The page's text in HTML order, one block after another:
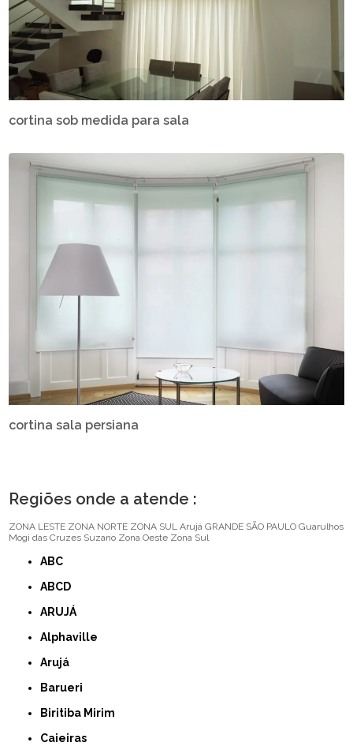
cortina sob medida para sala
cortina sala persiana
Regiões onde a atende :
ZONA LESTE ZONA NORTE ZONA SUL Arujá GRANDE SÃO PAULO Guarulhos
Mogi das Cruzes Suzano Zona Oeste Zona Sul
ABC
ABCD
ARUJÁ
Alphaville
Arujá
Barueri
Biritiba Mirim
Caieiras